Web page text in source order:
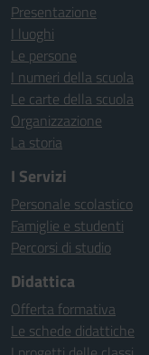
Presentazione
I luoghi
Le persone
I numeri della scuola
Le carte della scuola
Organizzazione
La storia
I Servizi
Personale scolastico
Famiglie e studenti
Percorsi di studio
Didattica
Offerta formativa
Le schede didattiche